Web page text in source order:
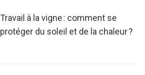
Travail à la vigne : comment se
protéger du soleil et de la chaleur ?